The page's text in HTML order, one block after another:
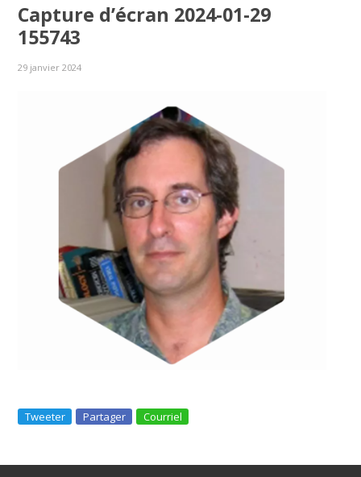
Capture d’écran 2024-01-29
155743
29 janvier 2024
Tweeter Partager Courriel